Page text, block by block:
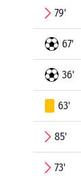
79'
67'
36'
63'
85'
73'